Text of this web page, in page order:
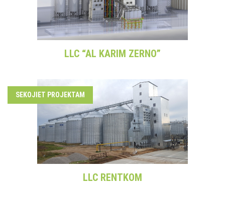
LLC “AL KARIM ZERNO”
SEKOJIET PROJEKTAM
LLC RENTKOM